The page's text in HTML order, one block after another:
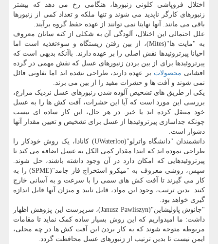
اختلال فروپاشی کلونی زنبورها، هنگامی رخ می دهد که بیشتر
زنبورهای کارگر ناپدید می شوند و تنها ملکه و تعداد کمی از زنبورها
باقی می مانند. آنها نهایتا نمی توانند از عهده حفظ گروه برآیند.
علل احتمالی این اختلال، آلودگی آن به شکلی از کنه سانان معروف
به "مایت ها"(Mites)، از بین رفتن زیستگاه و سوءتغذیه است اما
احیانا پیرتروئیدها نقش اصلی را بر عهده دارند. باآنکه بدیهی است که
پیرتروئیدها برای از بین بردن زنبورهای عسل که نقش مهمی در گرده
افشانی محصولات بر عهده دارند، طراحی نشده اند اما تفاوتی قائل
نمی شوند و آفت ها و حشرات مفید را از بین می برند.
یکی از طریق های تشخیص آلوده شدن زنبورهای عسل نزدیک مزارع،
بررسی این مورد است که آیا این حشرات، آفت کش ها را به عسل
خود منتقل کرده اند یا خیر. در هر حال، این کار ساده ای نیست
چونکه جداسازی پیرتروئیدها از عسل برای تشخیص و تعیین مقدار آنها
دشوار است.
دانشمندان "دانشگاه واترلو"(UWaterloo) کانادا، یک روش خودکار را
طراحی نموده اند که ابتدا مقدار کمی الکل به عسل اضافه می کند تا
پیرتروئیدهایی که امکان دارد در آن وجود داشته باشند، حل شوند.
سپس، روشی معروف به "میکرو استخراج فاز جامد"(SPME) را به
کار می گیرند تا آفت کش های سمی را با سرعت و به آسانی خارج
کنند. بدین ترتیب، وجود این مواد، قابل تایید و میزان آنها قابل اندازه
گیری خواهد بود.
"جانوش پاولیشاین"(Janusz Pawliszyn)، سرپرست این پژوهش اظهار
داشت: ما امیدواریم که این روش بسیار ساده کمک نماید تا مقامات
مربوطه متوجه شوند که به کار بردن این آفت کش ها در چه محلی،
ایمن نیست تا بدین ترتیب از زنبورهای عسل محافظت گردد.